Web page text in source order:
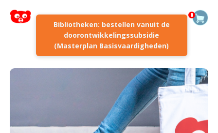
Bibliotheken: bestellen vanuit de
doorontwikkelingssubsidie
(Masterplan Basisvaardigheden)
0